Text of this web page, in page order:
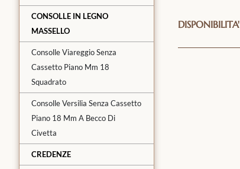
CONSOLLE IN LEGNO
MASSELLO
Consolle Viareggio Senza
Cassetto Piano Mm 18
Squadrato
Consolle Versilia Senza Cassetto
Piano 18 Mm A Becco Di
Civetta
CREDENZE
DISPONIBILITA'